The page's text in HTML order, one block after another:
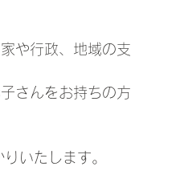
や行政、地域の支
さんをお持ちの方
いたします。